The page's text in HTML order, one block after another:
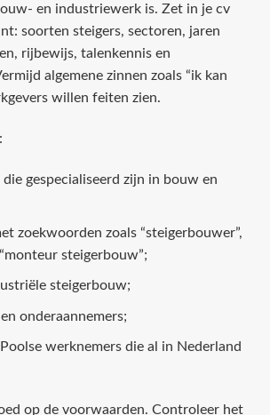
en industriewerk is. Zet in je cv
soorten steigers, sectoren, jaren
rijbewijs, talenkennis en
algemene zinnen zoals “ik kan
willen feiten zien.
gespecialiseerd zijn in bouw en
zoekwoorden zoals “steigerbouwer”,
steigerbouw”;
steigerbouw;
onderaannemers;
werknemers die al in Nederland
op de voorwaarden. Controleer het